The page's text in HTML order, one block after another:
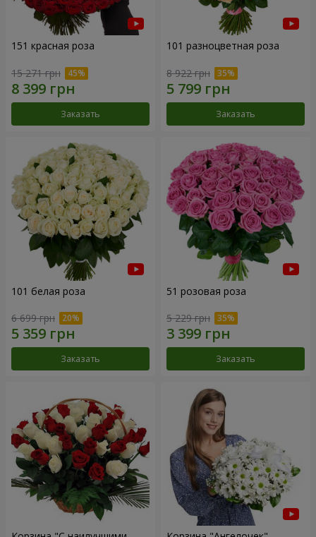
151 красная роза
15 271 грн
Заказать
101 разноцветная роза
8 922 грн
Заказать
101 белая роза
6 699 грн
Заказать
51 розовая роза
5 229 грн
Заказать